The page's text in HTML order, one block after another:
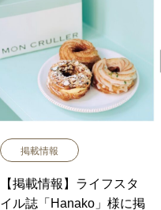
掲載情報
【掲載情報】ライフスタ
イル誌「Hanako」様に掲